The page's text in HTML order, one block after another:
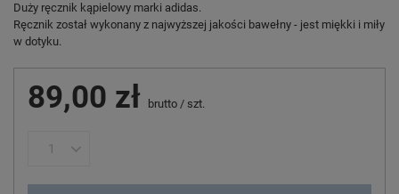
Duży ręcznik kąpielowy marki adidas.
Ręcznik został wykonany z najwyższej jakości bawełny - jest miękki i miły
w dotyku.
89,00 zł brutto / szt.